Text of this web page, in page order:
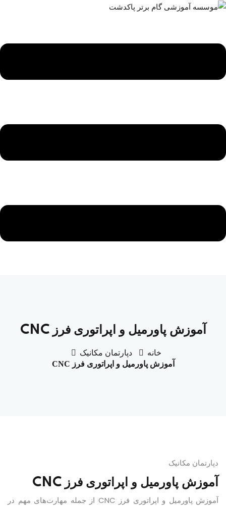
به
آموزش پاورمیل و اپراتوری فرز CNC
خانه
دپارتمان مکانیک
آموزش پاورمیل و اپراتوری فرز CNC
دپارتمان مکانیک
آموزش پاورمیل و اپراتوری فرز CNC
آموزش پاورمیل و اپراتوری فرز CNC از جمله مهارت‌های مهم در